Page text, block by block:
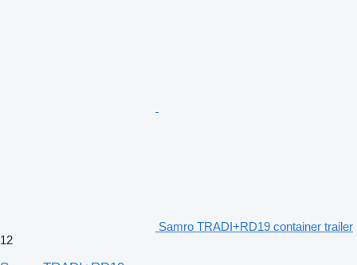
Samro TRADI+RD19 container trailer
12